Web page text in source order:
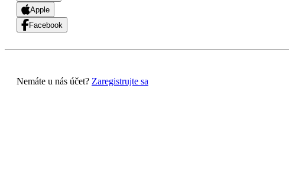
Apple
Facebook
Nemáte u nás účet? Zaregistrujte sa